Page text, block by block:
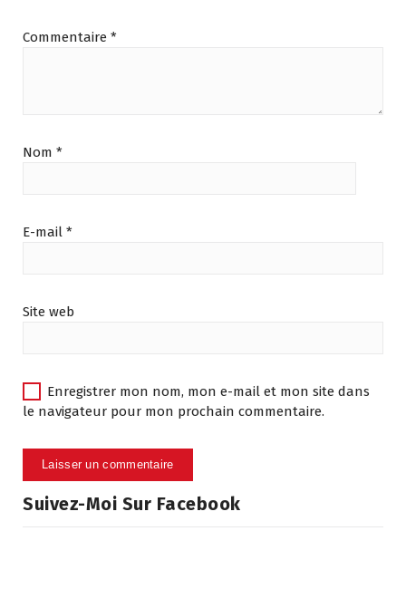
Commentaire *
Nom *
E-mail *
Site web
Enregistrer mon nom, mon e-mail et mon site dans
le navigateur pour mon prochain commentaire.
Suivez-Moi Sur Facebook